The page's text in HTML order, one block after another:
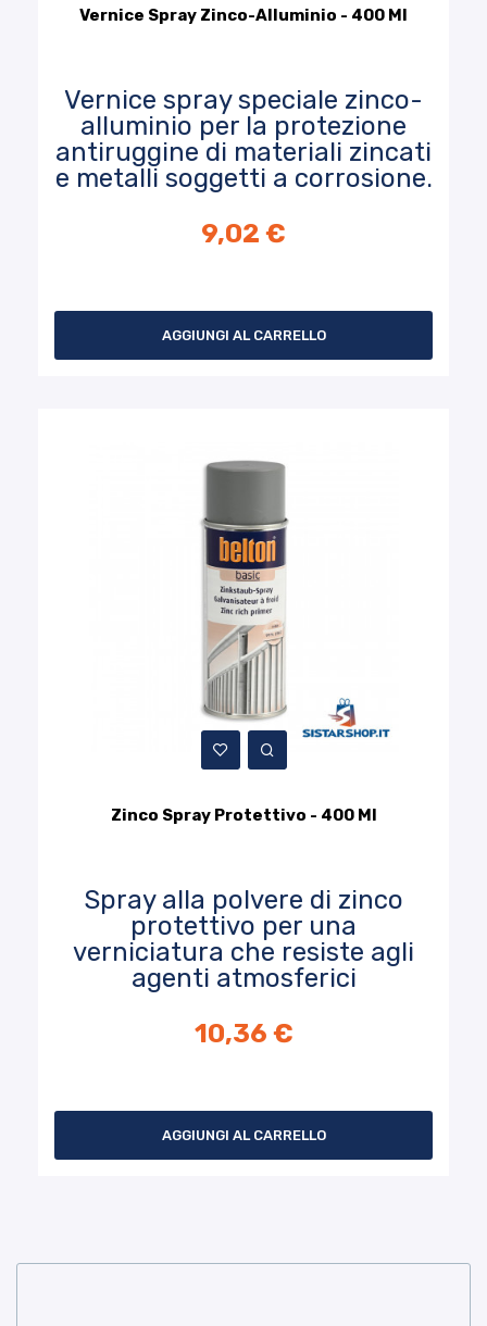
Vernice Spray Zinco-Alluminio - 400 Ml
Vernice spray speciale zinco-
alluminio per la protezione
antiruggine di materiali zincati
e metalli soggetti a corrosione.
9,02 €
AGGIUNGI AL CARRELLO
Zinco Spray Protettivo - 400 Ml
Spray alla polvere di zinco
protettivo per una
verniciatura che resiste agli
agenti atmosferici
10,36 €
AGGIUNGI AL CARRELLO